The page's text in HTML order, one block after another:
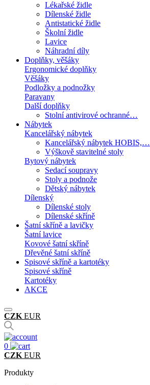
Lékařské židle
Dílenské židle
Antistatické židle
Školní židle
Lavice
Náhradní díly
Doplňky, věšáky
Ergonomické doplňky
Věšáky
Podložky a podnožky
Paravany
Další doplňky
Stolní antivirové ochranné…
Nábytek
Kancelářský nábytek
Kancelářský nábytek HOBIS,…
Výškově stavitelné stoly
Bytový nábytek
Sedací soupravy
Stoly a podnože
Dětský nábytek
Dílenský
Dílenské stoly
Dílenské skříně
Šatní skříně a lavičky
Šatní lavice
Kovové šatní skříně
Dřevěné šatní skříně
Spisové skříně a kartotéky
Spisové skříně
Kartotéky
AKCE
CZK EUR
0
CZK EUR
Produkty